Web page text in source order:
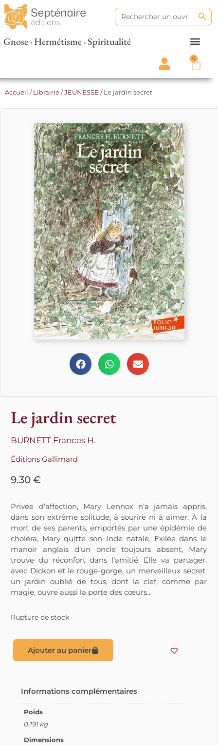
Search
for:
Gnose · Hermétisme · Spiritualité
0
Accueil /Librairie/JEUNESSE / Le jardin secret
Le jardin secret
BURNETT Frances H.
Éditions Gallimard
9.30€
Privée d’affection, Mary Lennox n’a jamais appris,
dans son extrême solitude, à sourire ni à aimer. À la
mort de ses parents, emportés par une épidémie de
choléra, Mary quitte son Inde natale. Exilée dans le
manoir anglais d’un oncle toujours absent, Mary
trouve du réconfort dans l’amitié. Elle va partager,
avec Dickon et le rouge-gorge, un merveilleux secret:
un jardin oublié de tous, dont la clef, comme par
magie, ouvre aussi la porte des cœurs…
Rupture de stock
Ajouter au panier
Informations complémentaires
Poids
0.191 kg
Dimensions